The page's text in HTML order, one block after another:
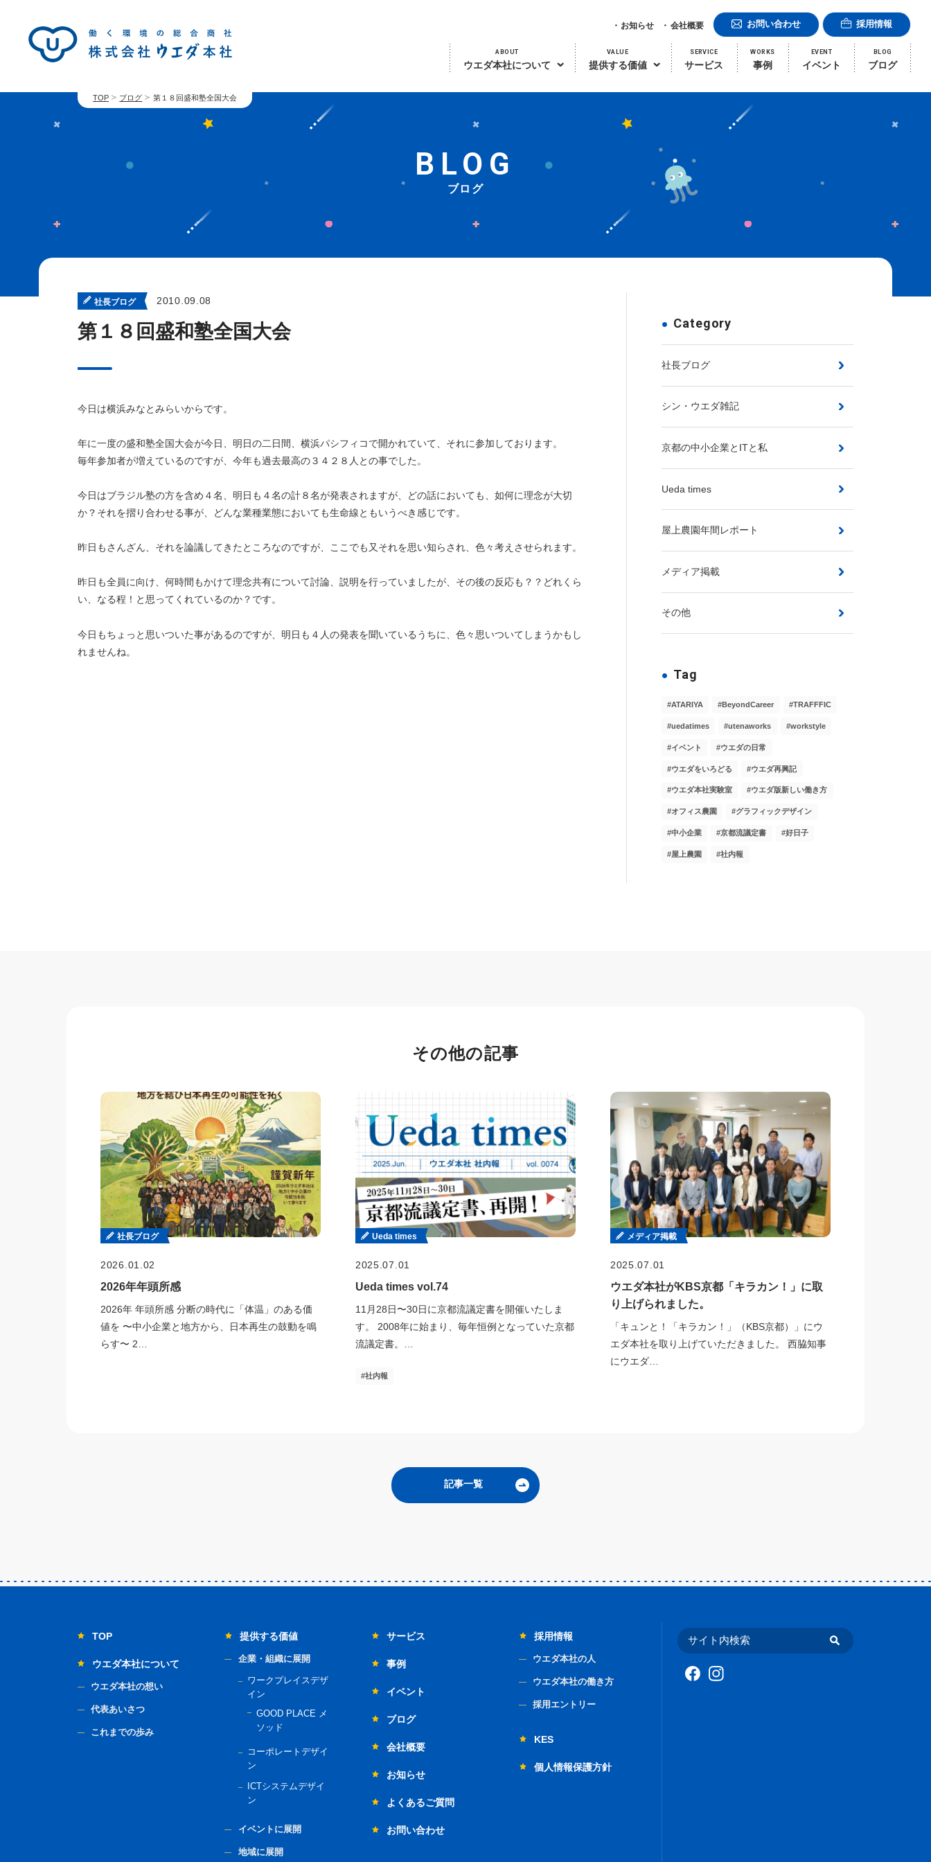
ABOUT
ウエダ本社について
VALUE
提供する価値
SERVICE
サービス
WORKS
事例
EVENT
イベント
BLOG
ブログ
お知らせ 会社概要 お問い合わせ 採用情報
TOP ブログ 第１８回盛和塾全国大会
BLOG
ブログ
社長ブログ 2010.09.08
第１８回盛和塾全国大会
今日は横浜みなとみらいからです。
年に一度の盛和塾全国大会が今日、明日の二日間、横浜パシフィコで開かれていて、それに参加しております。
毎年参加者が増えているのですが、今年も過去最高の３４２８人との事でした。
今日はブラジル塾の方を含め４名、明日も４名の計８名が発表されますが、どの話においても、如何に理念が大切
か？それを摺り合わせる事が、どんな業種業態においても生命線ともいうべき感じです。
昨日もさんざん、それを論議してきたところなのですが、ここでも又それを思い知らされ、色々考えさせられます。
昨日も全員に向け、何時間もかけて理念共有について討論、説明を行っていましたが、その後の反応も？？どれくら
い、なる程！と思ってくれているのか？です。
今日もちょっと思いついた事があるのですが、明日も４人の発表を聞いているうちに、色々思いついてしまうかもし
れませんね。
Category
社長ブログ
シン・ウエダ雑記
京都の中小企業とITと私
Ueda times
屋上農園年間レポート
メディア掲載
その他
Tag
ATARIYA BeyondCareer TRAFFFIC
uedatimes utenaworks workstyle
イベント ウエダの日常
ウエダをいろどる ウエダ再興記
ウエダ本社実験室 ウエダ版新しい働き方
オフィス農園 グラフィックデザイン
中小企業 京都流議定書 好日子
屋上農園 社内報
その他の記事
社長ブログ
2026.01.02
2026年年頭所感
2026年 年頭所感 分断の時代に「体温」のある価
値を 〜中小企業と地方から、日本再生の鼓動を鳴
らす〜 2…
Ueda times
2025.07.01
Ueda times vol.74
11月28日〜30日に京都流議定書を開催いたしま
す。 2008年に始まり、毎年恒例となっていた京都
流議定書。…
社内報
メディア掲載
2025.07.01
ウエダ本社がKBS京都「キラカン！」に取
り上げられました。
「キュンと！「キラカン！」（KBS京都）」にウ
エダ本社を取り上げていただきました。 西脇知事
にウエダ…
記事一覧
TOP
ウエダ本社について
ウエダ本社の想い
代表あいさつ
これまでの歩み
提供する価値
企業・組織に展開
ワークプレイスデザ
イン
GOOD PLACE メ
ソッド
コーポレートデザイ
ン
ICTシステムデザイ
ン
イベントに展開
地域に展開
サービス
事例
イベント
ブログ
会社概要
お知らせ
よくあるご質問
お問い合わせ
採用情報
ウエダ本社の人
ウエダ本社の働き方
採用エントリー
KES
個人情報保護方針